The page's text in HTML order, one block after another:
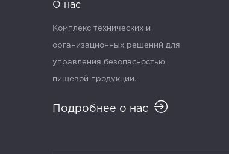
О нас
Комплекс технических и
организационных решений для
управления безопасностью
пищевой продукции.
Подробнее о нас